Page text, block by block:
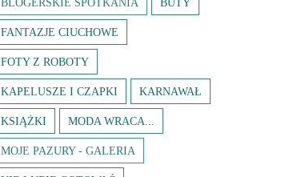
FANTAZJE CIUCHOWE
FOTY Z ROBOTY
KAPELUSZE I CZAPKI KARNAWAŁ
KSIĄŻKI MODA WRACA...
MOJE PAZURY - GALERIA